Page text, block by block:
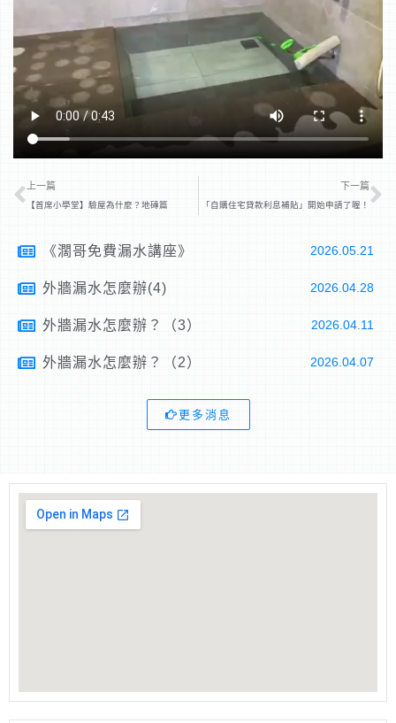
上一頁
上一篇
【首席小學堂】驗屋為什麼？地磚篇
下一篇
「自購住宅貸款利息補貼」開始申請了喔！
《濶哥免費漏水講座》 2026.05.21
外牆漏水怎麼辦(4) 2026.04.28
外牆漏水怎麼辦？（3） 2026.04.11
外牆漏水怎麼辦？（2） 2026.04.07
更多消息